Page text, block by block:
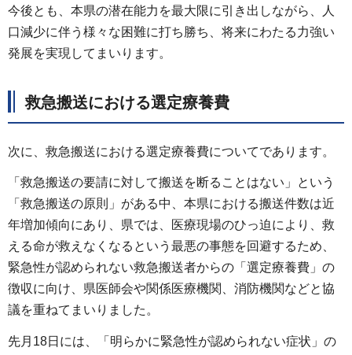
今後とも、本県の潜在能力を最大限に引き出しながら、人
口減少に伴う様々な困難に打ち勝ち、将来にわたる力強い
発展を実現してまいります。
救急搬送における選定療養費
次に、救急搬送における選定療養費についてであります。
「救急搬送の要請に対して搬送を断ることはない」という
「救急搬送の原則」がある中、本県における搬送件数は近
年増加傾向にあり、県では、医療現場のひっ迫により、救
える命が救えなくなるという最悪の事態を回避するため、
緊急性が認められない救急搬送者からの「選定療養費」の
徴収に向け、県医師会や関係医療機関、消防機関などと協
議を重ねてまいりました。
先月18日には、「明らかに緊急性が認められない症状」の